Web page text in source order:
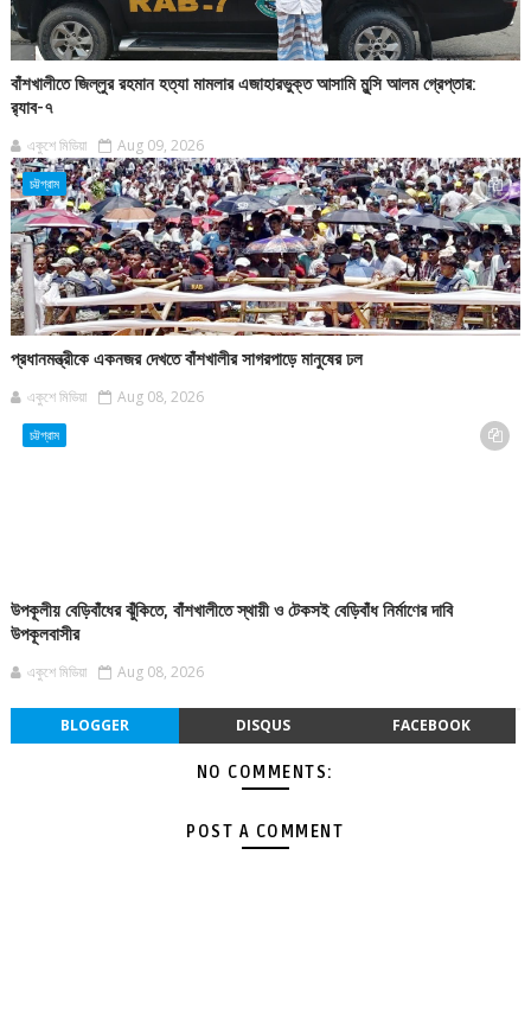
বাঁশখালীতে জিল্লুর রহমান হত্যা মামলার এজাহারভুক্ত আসামি মুন্সি আলম গ্রেপ্তার:
র‍্যাব-৭
একুশে মিডিয়া Aug 09, 2026
চট্টগ্রাম
প্রধানমন্ত্রীকে একনজর দেখতে বাঁশখালীর সাগরপাড়ে মানুষের ঢল
একুশে মিডিয়া Aug 08, 2026
চট্টগ্রাম
উপকূলীয় বেড়িবাঁধের ঝুঁকিতে, বাঁশখালীতে স্থায়ী ও টেকসই বেড়িবাঁধ নির্মাণের দাবি
উপকূলবাসীর
একুশে মিডিয়া Aug 08, 2026
BLOGGER DISQUS FACEBOOK
NO COMMENTS:
POST A COMMENT